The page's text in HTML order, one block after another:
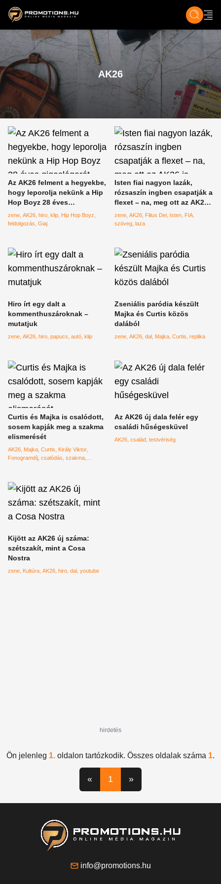
ZENE, FILM & KULT ÉLET TECH &
AK26
Az AK26 felment a hegyekbe,
hogy leporolja nekünk a Hip
Hop Boyz 28 éves
gigaslágerét
zene AK26 hiro klip Hip Hop Boyz
feldolgozás Giaj
Isten fiai nagyon lazák,
rózsaszín ingben csapatják a
flexet – na, meg ott az AK26
zene AK26 Filius Dei Isten FIA
szöveg laza
Hiro írt egy dalt a
kommenthuszároknak –
mutatjuk
zene AK26 hiro papucs autó klip
Zseniális paródia készült
Majka és Curtis közös
dalából
zene AK26 dal Majka Curtis replika
Curtis és Majka is csalódott,
sosem kapják meg a szakma
elismerését
AK26 Majka Curtis
Király Viktor
Fonogramdíj csalódás szakma
Az AK26 új dala felér egy
családi hűségesküvel
AK26 család testvériség
Kijött az AK26 új száma:
szétszakít, mint a Cosa
Nostra
zene Kultúra AK26 hiro dal youtube
hirdetés
Ön jelenleg 1. oldalon tartózkodik. Összes oldalak száma 1.
« 1 »
info@promotions.hu